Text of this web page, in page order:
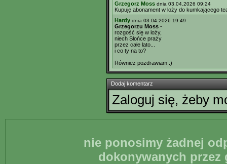
Grzegorz Moss dnia 03.04.2026 09:24
Kupuję abonament w loży do kumkającego
Hardy dnia 03.04.2026 19:49
Grzegorzu Moss -
rozgość się w loży,
niech Słońce praży
przez całe lato...
i co ty na to?
Również pozdrawiam :)
Dodaj komentarz
Zaloguj się, żeby
nie ponosimy żadnej
dokonywanych